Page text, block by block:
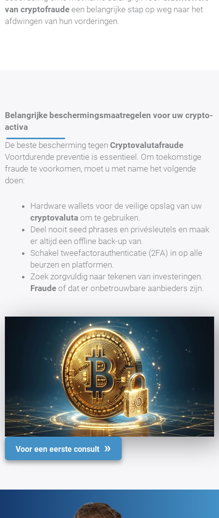
van cryptofraude een belangrijke stap op weg naar het
afdwingen van hun vorderingen.
Belangrijke beschermingsmaatregelen voor uw crypto-
activa
De beste bescherming tegen Cryptovalutafraude
Voortdurende preventie is essentieel. Om toekomstige
fraude te voorkomen, moet u met name het volgende
doen:
Hardware wallets voor de veilige opslag van uw
cryptovalutaom te gebruiken.
Deel nooit seed phrases en privésleutels en maak
er altijd een offline back-up van.
Schakel tweefactorauthenticatie (2FA) in op alle
beurzen en platformen.
Zoek zorgvuldig naar tekenen van investeringen.
Fraudeof dat er onbetrouwbare aanbieders zijn.
Voor een eerste consult